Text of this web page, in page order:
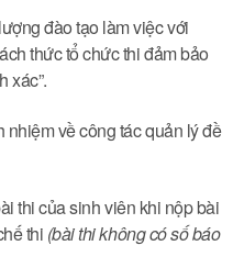
đào tạo làm việc với
thức tổ chức thi đảm bảo
xác”.
về công tác quản lý đề
thi của sinh viên khi nộp bài
thi (bài thi không có số báo